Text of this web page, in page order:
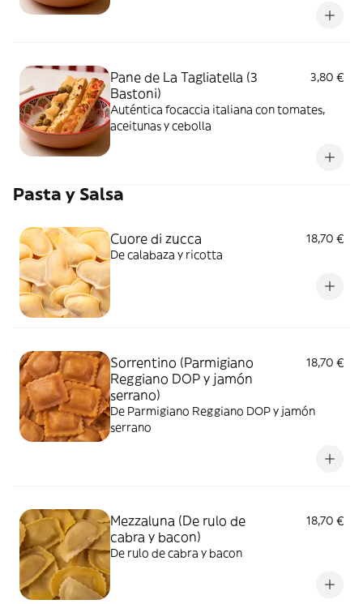
Pane de La Tagliatella (3
Bastoni)
3,80 €
Auténtica focaccia italiana con tomates,
aceitunas y cebolla
Pasta y Salsa
Cuore di zucca
18,70 €
De calabaza y ricotta
Sorrentino (Parmigiano
Reggiano DOP y jamón
serrano)
18,70 €
De Parmigiano Reggiano DOP y jamón
serrano
Mezzaluna (De rulo de
cabra y bacon)
18,70 €
De rulo de cabra y bacon